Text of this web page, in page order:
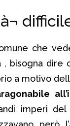
che
bisogna dire
a motivo
imperi del